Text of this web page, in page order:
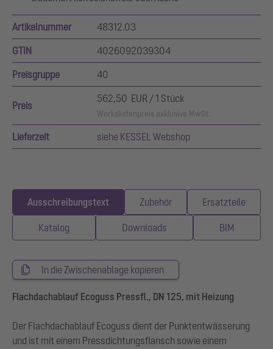
Artikelnummer 48312.03
GTIN 4026092039304
Preisgruppe 40
Preis
562,50 EUR / 1 Stück
Werkslistenpreis exklusive MwSt.
Lieferzeit siehe KESSEL Webshop
Ausschreibungstext Zubehör Ersatzteile
Katalog Downloads BIM
In die Zwischenablage kopieren
Flachdachablauf Ecoguss Pressfl., DN 125, mit Heizung
Der Flachdachablauf Ecoguss dient der Punktentwässerung
und ist mit einem Pressdichtungsflansch sowie einem